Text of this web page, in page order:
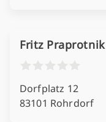
Fritz Praprotnik
Dorfplatz 12
83101 Rohrdorf